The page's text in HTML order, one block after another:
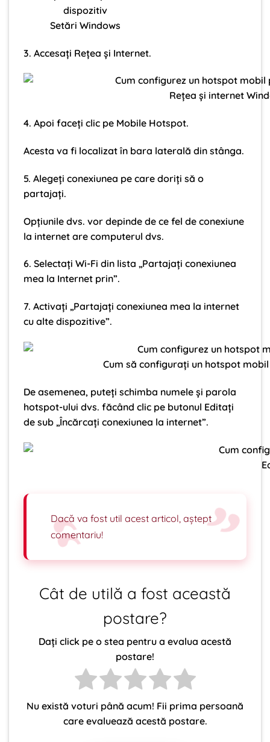
Setări Windows
3. Accesați Rețea și Internet.
Rețea și internet
4. Apoi faceți clic pe Mobile Hotspot.
Acesta va fi localizat în bara laterală din stânga.
5. Alegeți conexiunea pe care doriți să o
partajați.
Opțiunile dvs. vor depinde de ce fel de conexiune
la internet are computerul dvs.
6. Selectați Wi-Fi din lista „Partajați conexiunea
mea la Internet prin”.
7. Activați „Partajați conexiunea mea la internet
cu alte dispozitive”.
Cum să configurați un hotspot
De asemenea, puteți schimba numele și parola
hotspot-ului dvs. făcând clic pe butonul Editați
de sub „Încărcați conexiunea la internet”.
Dacă va fost util acest articol, aștept
comentariu!
Cât de utilă a fost această
postare?
Dați click pe o stea pentru a evalua acestă
postare!
Nu există voturi până acum! Fii prima persoană
care evaluează acestă postare.